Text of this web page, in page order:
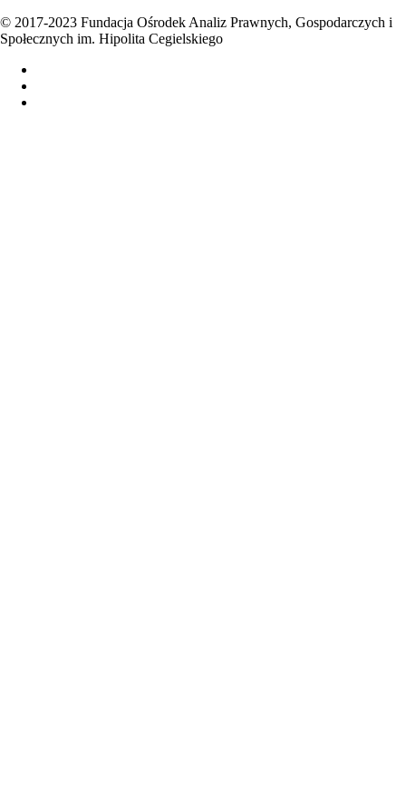
© 2017-2023 Fundacja Ośrodek Analiz Prawnych, Gospodarczych i
Społecznych im. Hipolita Cegielskiego